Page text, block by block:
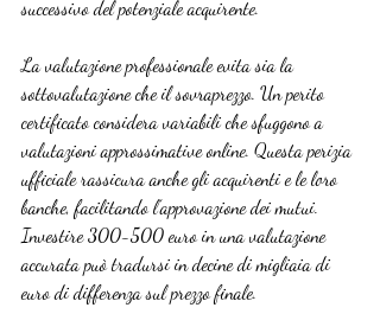
successivo del potenziale acquirente.
La valutazione professionale evita sia la
sottovalutazione che il sovraprezzo. Un perito
certificato considera variabili che sfuggono a
valutazioni approssimative online. Questa perizia
ufficiale rassicura anche gli acquirenti e le loro
banche, facilitando l’approvazione dei mutui.
Investire 300-500 euro in una valutazione
accurata può tradursi in decine di migliaia di
euro di differenza sul prezzo finale.